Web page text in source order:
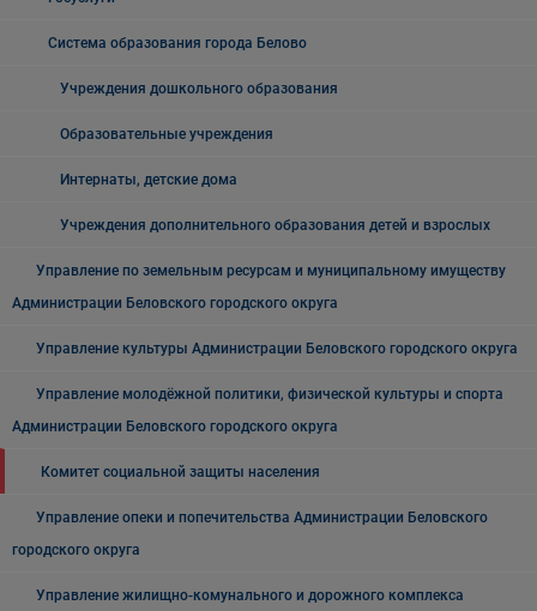
Система образования города Белово
Учреждения дошкольного образования
Образовательные учреждения
Интернаты, детские дома
Учреждения дополнительного образования детей и взрослых
Управление по земельным ресурсам и муниципальному имуществу
Администрации Беловского городского округа
Управление культуры Администрации Беловского городского округа
Управление молодёжной политики, физической культуры и спорта
Администрации Беловского городского округа
Комитет социальной защиты населения
Управление опеки и попечительства Администрации Беловского
городского округа
Управление жилищно-комунального и дорожного комплекса